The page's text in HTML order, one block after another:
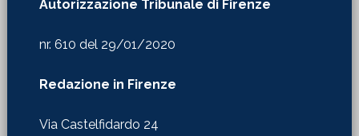
Redazione in Firenze
Via Castelfidardo 24